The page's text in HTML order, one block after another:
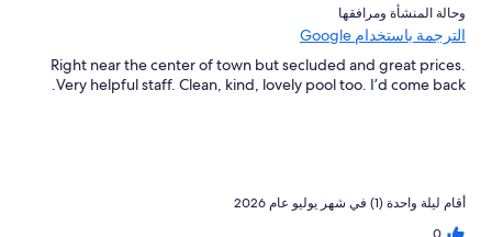
و⁦حالة المنشأة ومرافقها⁩
الترجمة باستخدام Google
Right near the center of town but secluded and great prices.
Very helpful staff. Clean, kind, lovely pool too. I’d come back.
أقام ليلة واحدة (1) في شهر يوليو عام 2026
0